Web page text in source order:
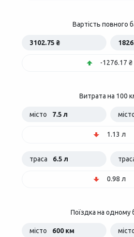
Вартість повного
3102.75 ₴
-1276.17 ₴
Витрата на 100
місто 7.5 л
1.13 л
траса 6.5 л
0.98 л
Поїздка на одному
місто 600 км